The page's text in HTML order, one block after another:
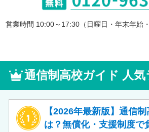
営業時間 10:00～17:30（日曜日・年末年始
通信制高校ガイド 人
【2026年最新版】通信
は？無償化・支援制度で